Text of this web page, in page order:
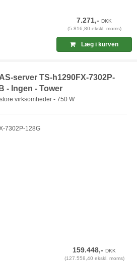
7.271,-DKK
(5.816,80 ekskl. moms)
Læg i kurven
server TS-h1290FX-7302P-
- Ingen - Tower
virksomheder - 750 W
7302P-128G
159.448,-DKK
(127.558,40 ekskl. moms)